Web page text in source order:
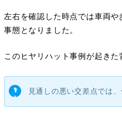
左右を確認した時点では車両
事態となりました。
このヒヤリハット事例が起き
見通しの悪い交差点では